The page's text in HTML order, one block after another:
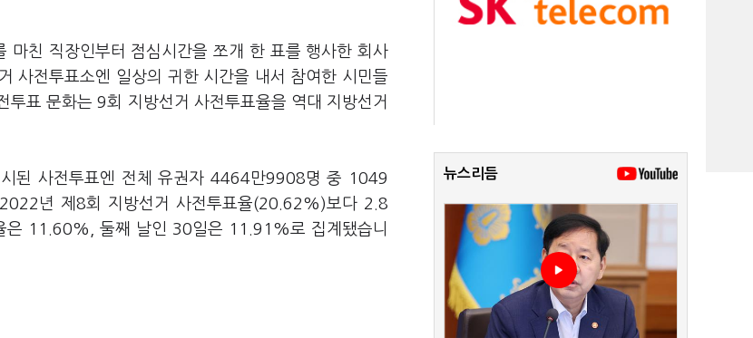
마친 직장인부터 점심시간을 쪼개 한 표를 행사한 회사
사전투표소엔 일상의 귀한 시간을 내서 참여한 시민들
표 문화는 9회 지방선거 사전투표율을 역대 지방선거
된 사전투표엔 전체 유권자 4464만9908명 중 1049
년 제8회 지방선거 사전투표율(20.62%)보다 2.8
은 11.60%, 둘째 날인 30일은 11.91%로 집계됐습니
뉴스리듬